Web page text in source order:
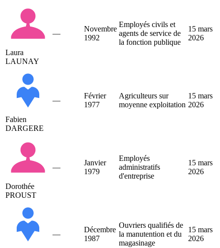
Laura
LAUNAY
—
Novembre
1992
Employés civils et
agents de service de
la fonction publique
15 mars
2026
Fabien
DARGERE
—
Février
1977
Agriculteurs sur
moyenne exploitation
15 mars
2026
Dorothée
PROUST
—
Janvier
1979
Employés
administratifs
d'entreprise
15 mars
2026
—
Décembre
1987
Ouvriers qualifiés de
la manutention et du
magasinage
15 mars
2026